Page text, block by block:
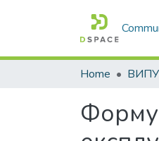
Home